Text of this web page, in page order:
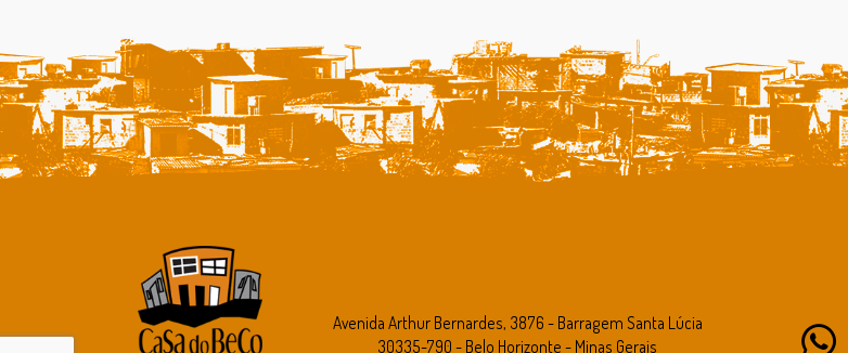
Avenida Arthur Bernardes, 3876 - Barragem Santa Lúcia
30335-790 - Belo Horizonte - Minas Gerais